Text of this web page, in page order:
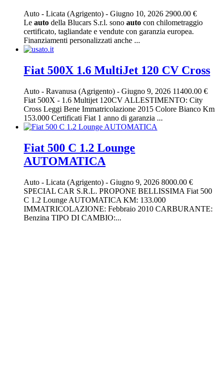
Auto - Licata (Agrigento) - Giugno 10, 2026 2900.00 €
Le auto della Blucars S.r.l. sono auto con chilometraggio
certificato, tagliandate e vendute con garanzia europea.
Finanziamenti personalizzati anche ...
Fiat 500X 1.6 MultiJet 120 CV Cross
Auto - Ravanusa (Agrigento) - Giugno 9, 2026 11400.00 €
Fiat 500X - 1.6 Multijet 120CV ALLESTIMENTO: City
Cross Leggi Bene Immatricolazione 2015 Colore Bianco Km
153.000 Certificati Fiat 1 anno di garanzia ...
Fiat 500 C 1.2 Lounge
AUTOMATICA
Auto - Licata (Agrigento) - Giugno 9, 2026 8000.00 €
SPECIAL CAR S.R.L. PROPONE BELLISSIMA Fiat 500
C 1.2 Lounge AUTOMATICA KM: 133.000
IMMATRICOLAZIONE: Febbraio 2010 CARBURANTE:
Benzina TIPO DI CAMBIO:...